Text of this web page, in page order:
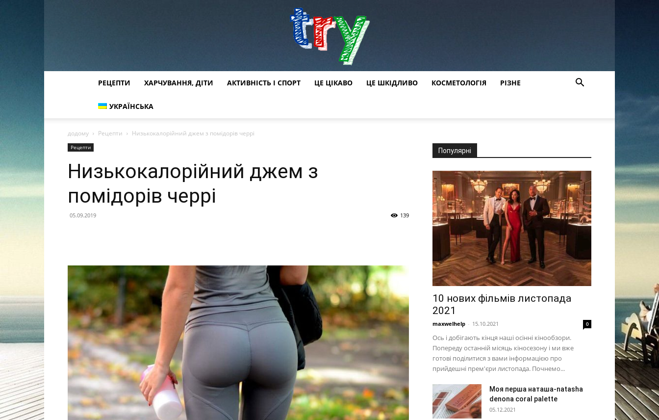
РЕЦЕПТИ ХАРЧУВАННЯ, ДІТИ АКТИВНІСТЬ І СПОРТ ЦЕ ЦІКАВО ЦЕ ШКІДЛИВО КОСМЕТОЛОГІЯ РІЗНЕ
УКРАЇНСЬКА
додому Рецепти Низькокалорійний джем з помідорів черрі
Рецепти
Низькокалорійний джем з
помідорів черрі
05.09.2019 139
Популярні
10 нових фільмів листопада
2021
maxwelhelp - 15.10.2021 0
Ось і добігають кінця наші осінні кінообзори.
Попереду останній місяць кіносезону і ми вже
готові поділитися з вами інформацією про
прийдешні прем'єри листопада. Почнемо...
Моя перша наташа-natasha
denona coral palette
05.12.2021